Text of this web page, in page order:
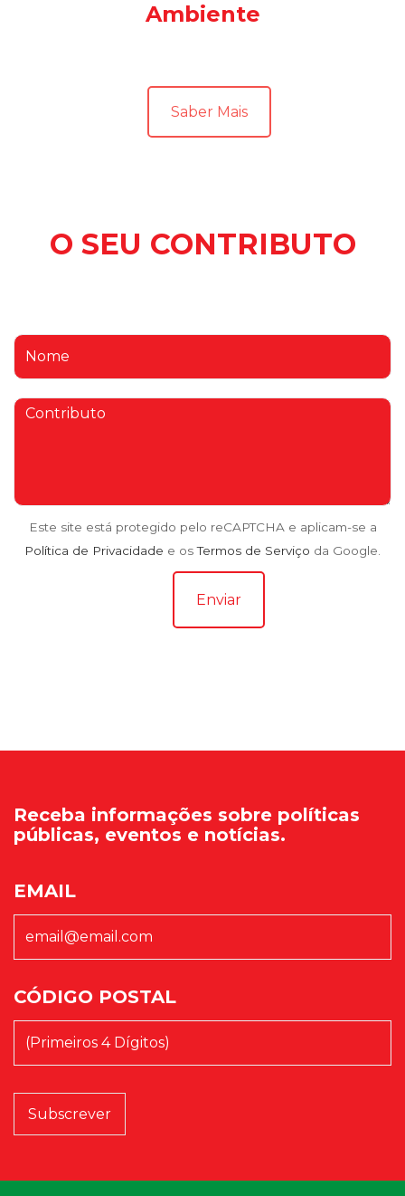
Ambiente
Saber Mais
O SEU CONTRIBUTO
Este site está protegido pelo reCAPTCHA e aplicam-se a
Política de Privacidade e osTermos de Serviço da Google.
Receba informações sobre políticas
públicas, eventos e notícias.
EMAIL
CÓDIGO POSTAL